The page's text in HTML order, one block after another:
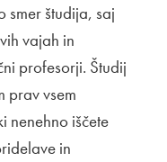
smer študija, saj
vajah in
profesorji. Študij
prav vsem
nenehno iščete
in